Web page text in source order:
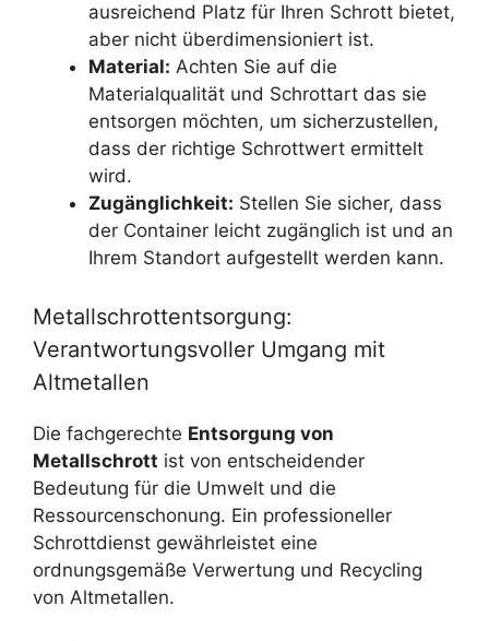
ausreichend Platz für Ihren Schrott bietet,
aber nicht überdimensioniert ist.
Material: Achten Sie auf die
Materialqualität und Schrottart das sie
entsorgen möchten, um sicherzustellen,
dass der richtige Schrottwert ermittelt
wird.
Zugänglichkeit: Stellen Sie sicher, dass
der Container leicht zugänglich ist und an
Ihrem Standort aufgestellt werden kann.
Metallschrottentsorgung:
Verantwortungsvoller Umgang mit
Altmetallen
Die fachgerechte Entsorgung von
Metallschrott ist von entscheidender
Bedeutung für die Umwelt und die
Ressourcenschonung. Ein professioneller
Schrottdienst gewährleistet eine
ordnungsgemäße Verwertung und Recycling
von Altmetallen.